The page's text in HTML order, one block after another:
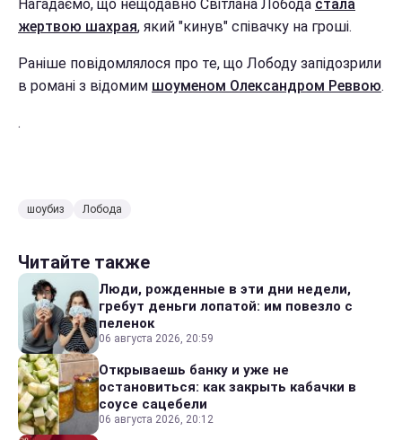
Нагадаємо, що нещодавно Світлана Лобода стала
жертвою шахрая, який "кинув" співачку на гроші.
Раніше повідомлялося про те, що Лободу запідозрили
в романі з відомим шоуменом Олександром Реввою.
.
шоубиз Лобода
Читайте также
Люди, рожденные в эти дни недели,
гребут деньги лопатой: им повезло с
пеленок
06 августа 2026, 20:59
Открываешь банку и уже не
остановиться: как закрыть кабачки в
соусе сацебели
06 августа 2026, 20:12